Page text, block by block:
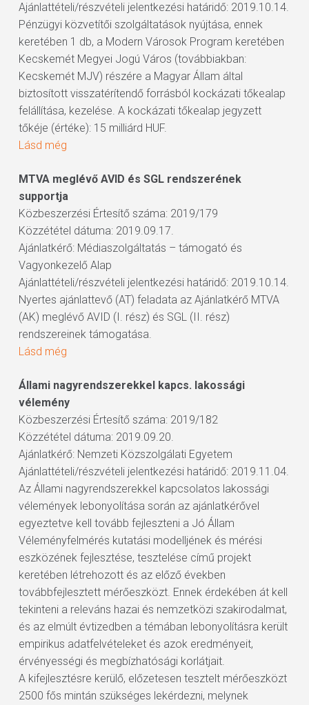
Ajánlattételi/részvételi jelentkezési határidő: 2019.10.14.
Pénzügyi közvetítői szolgáltatások nyújtása, ennek
keretében 1 db, a Modern Városok Program keretében
Kecskemét Megyei Jogú Város (továbbiakban:
Kecskemét MJV) részére a Magyar Állam által
biztosított visszatérítendő forrásból kockázati tőkealap
felállítása, kezelése. A kockázati tőkealap jegyzett
tőkéje (értéke): 15 milliárd HUF.
Lásd még
MTVA meglévő AVID és SGL rendszerének
supportja
Közbeszerzési Értesítő száma: 2019/179
Közzététel dátuma: 2019.09.17.
Ajánlatkérő: Médiaszolgáltatás – támogató és
Vagyonkezelő Alap
Ajánlattételi/részvételi jelentkezési határidő: 2019.10.14.
Nyertes ajánlattevő (AT) feladata az Ajánlatkérő MTVA
(AK) meglévő AVID (I. rész) és SGL (II. rész)
rendszereinek támogatása.
Lásd még
Állami nagyrendszerekkel kapcs. lakossági
vélemény
Közbeszerzési Értesítő száma: 2019/182
Közzététel dátuma: 2019.09.20.
Ajánlatkérő: Nemzeti Közszolgálati Egyetem
Ajánlattételi/részvételi jelentkezési határidő: 2019.11.04.
Az Állami nagyrendszerekkel kapcsolatos lakossági
vélemények lebonyolítása során az ajánlatkérővel
egyeztetve kell tovább fejleszteni a Jó Állam
Véleményfelmérés kutatási modelljének és mérési
eszközének fejlesztése, tesztelése című projekt
keretében létrehozott és az előző években
továbbfejlesztett mérőeszközt. Ennek érdekében át kell
tekinteni a releváns hazai és nemzetközi szakirodalmat,
és az elmúlt évtizedben a témában lebonyolításra került
empirikus adatfelvételeket és azok eredményeit,
érvényességi és megbízhatósági korlátjait.
A kifejlesztésre kerülő, előzetesen tesztelt mérőeszközt
2500 fős mintán szükséges lekérdezni, melynek